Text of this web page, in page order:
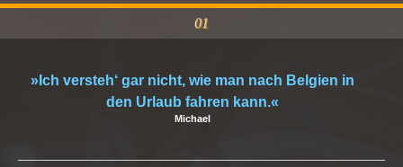
01
»Ich versteh‘ gar nicht, wie man nach Belgien in
den Urlaub fahren kann.«
Michael